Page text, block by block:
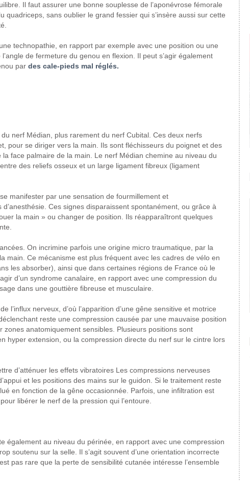
Il faut assurer une bonne souplesse de l’aponévrose fémorale
quadriceps, sansoublier le grand fessier qui s’insère aussi sur cette
technopathie, en rapport par exemple avec une position ou une
de fermeture du genou en flexion.
Il peut s’agir également
par des cale-pieds mal réglés.
nerf Médian, plus rarement du nerf Cubital. Cesdeux nerfs
pour se diriger vers la main. Ils sont fléchisseursdu poignet et des
la face palmaire de la main. Le nerf Médian chemine au niveau du
des reliefs osseuxet un large ligament fibreux (ligament
manifesterpar une sensation de fourmillementet
Ces signes disparaissent spontanément, ou grâce à
la main » ou changer de position.
Ils réapparaîtront quelques
On incrimine parfoisune origine micro traumatique, parla
main. Ce mécanisme est plus fréquent avec lescadres de vélo en
lesabsorber), ainsi que dans certainesrégions de France où le
d’un syndrome canalaire, en rapport avec une compression du
dans une gouttière fibreuse et musculaire.
l’influxnerveux, d’où l’apparition d’une gêne sensitive etmotrice
reste une compression causée par une mauvaise position
zonesanatomiquement sensibles. Plusieurspositions sont
hyper extension, ou la compression directe du nerf sur le cintre lors
d’atténuerles effets vibratoiresLes compressions nerveuses
etles positions des mains sur le guidon.
Si le traitement reste
en fonction de la gêne occasionnée.
Parfois, une infiltration est
libérer le nerf de la pression qui l’entoure.
égalementau niveau du périnée, en rapport avec une compression
soutenu sur la selle. Il s’agit souvent d’une orientation incorrecte
pas rare que la perte de sensibilité cutanée intéresse l’ensemble